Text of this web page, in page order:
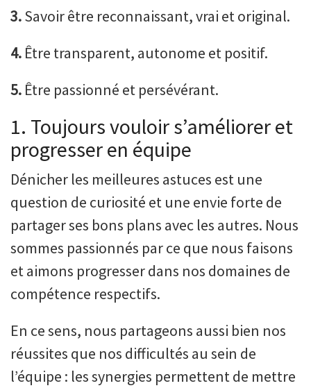
3.Savoir être reconnaissant, vrai et original.
4. Être transparent, autonome et positif.
5. Être passionné et persévérant.
1. Toujours vouloir s’améliorer et
progresser en équipe
Dénicher les meilleures astuces est une
question de curiosité et une envie forte de
partager ses bons plans avec les autres. Nous
sommes passionnés par ce que nous faisons
et aimons progresser dans nos domaines de
compétence respectifs.
En ce sens, nous partageons aussi bien nos
réussites que nos difficultés au sein de
l’équipe : les synergies permettent de mettre